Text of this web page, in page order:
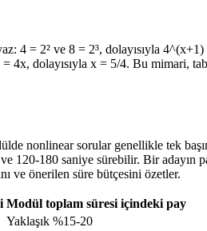
4 = 2² ve 8 = 2³, dolayısıyla
dolayısıyla x = 5/4. Bu mimari,
nonlinear sorular genellikle tek
180 saniye sürebilir. Bir adayın
ve önerilen süre bütçesini özetler.
Modül toplam süresi içindeki pay
Yaklaşık %15-20